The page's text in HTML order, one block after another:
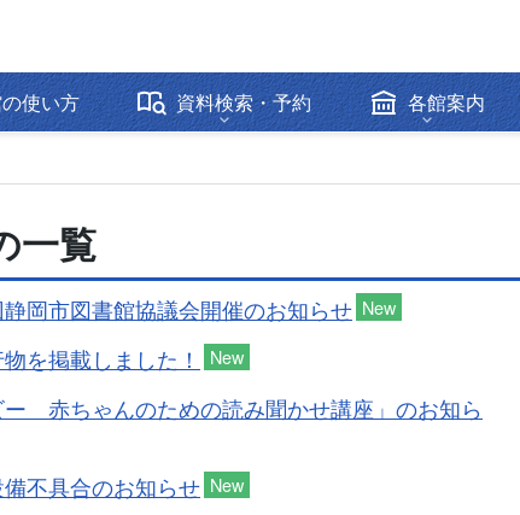
使い方 資料検索・予約 各館案内
一覧
岡市図書館協議会開催のお知らせ New
を掲載しました！ New
ー 赤ちゃんのための読み聞かせ講座」のお知ら
備不具合のお知らせ New